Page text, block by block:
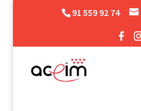
91 559 92 74